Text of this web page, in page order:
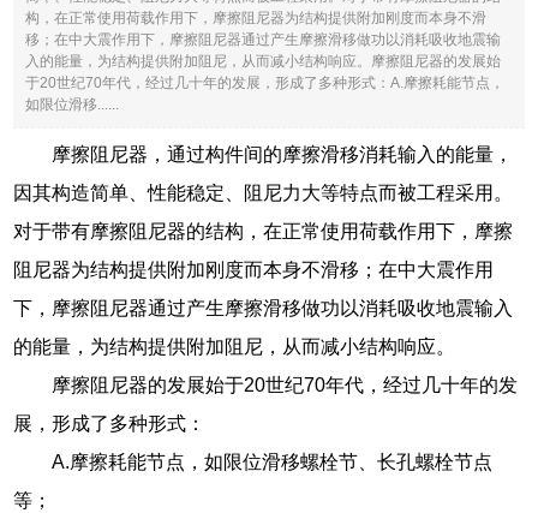
构，在正常使用荷载作用下，摩擦阻尼器为结构提供附加刚度而本身不滑
移；在中大震作用下，摩擦阻尼器通过产生摩擦滑移做功以消耗吸收地震输
入的能量，为结构提供附加阻尼，从而减小结构响应。摩擦阻尼器的发展始
于20世纪70年代，经过几十年的发展，形成了多种形式：A.摩擦耗能节点，
如限位滑移......
摩擦阻尼器，通过构件间的摩擦滑移消耗输入的能量，
因其构造简单、性能稳定、阻尼力大等特点而被工程采用。
对于带有摩擦阻尼器的结构，在正常使用荷载作用下，摩擦
阻尼器为结构提供附加刚度而本身不滑移；在中大震作用
下，摩擦阻尼器通过产生摩擦滑移做功以消耗吸收地震输入
的能量，为结构提供附加阻尼，从而减小结构响应。
摩擦阻尼器的发展始于20世纪70年代，经过几十年的发
展，形成了多种形式：
A.摩擦耗能节点，如限位滑移螺栓节、长孔螺栓节点
等；